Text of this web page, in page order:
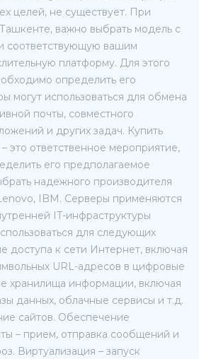
целей, не существует. При
важно выбрать модель с
соответствующую вашим
платформу. Для этого
определить его
могут использоваться для обмена
почты, совместного
и других задач. Купить
это ответственное мероприятие,
его предполагаемое
надежного производителя
IBM. Серверы применяются
IT-инфраструктуры
для следующих
доступа к сети Интернет, включая
URL-адресов в цифровые
хранилища информации, включая
данных, облачные сервисы и т.д.
сайтов. Обеспечение
– прием, отправка сообщений и
Виртуализация – запуск